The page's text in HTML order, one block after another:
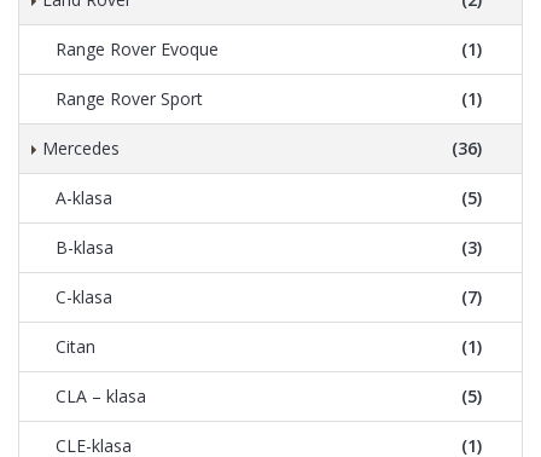
Range Rover Evoque (1)
Range Rover Sport (1)
Mercedes (36)
A-klasa (5)
B-klasa (3)
C-klasa (7)
Citan (1)
CLA – klasa (5)
CLE-klasa (1)